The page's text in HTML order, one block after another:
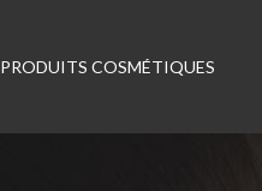
PRODUITS COSMÉTIQUES